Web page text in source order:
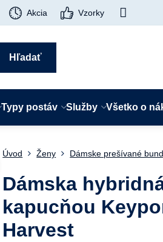
Akcia Vzorky
Hľadať
Typy postáv Služby Všetko o
Úvod Ženy Dámske prešívané
Dámska
kapucňou
Harvest